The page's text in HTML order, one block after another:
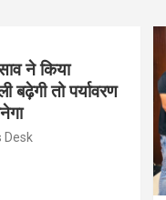
ने किया
बढ़ेगी तो पर्यावरण
Desk